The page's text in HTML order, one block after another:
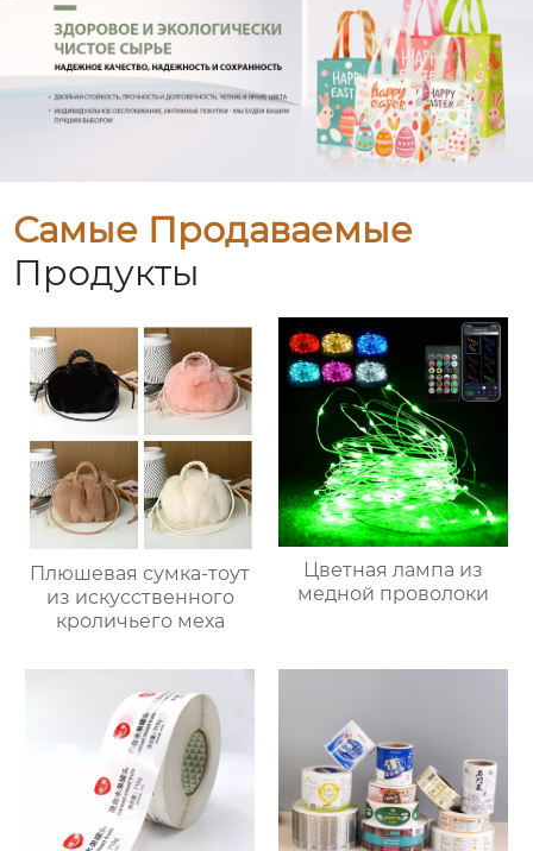
Самые Продаваемые
Продукты
Плюшевая сумка-тоут
из искусственного
кроличьего меха
Цветная лампа из
медной проволоки